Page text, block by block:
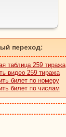
переход:
таблица 259 тиража
видео 259 тиража
билет по номеру
билет по числам